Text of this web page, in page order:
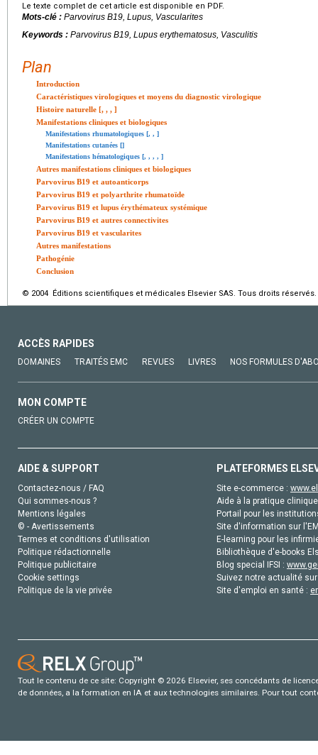
Le texte complet de cet article est disponible en PDF.
Mots-clé : Parvovirus B19, Lupus, Vascularites
Keywords : Parvovirus B19, Lupus erythematosus, Vasculitis
Plan
Introduction
Caractéristiques virologiques et moyens du diagnostic virologique
Histoire naturelle [, , , ]
Manifestations cliniques et biologiques
Manifestations rhumatologiques [, , ]
Manifestations cutanées []
Manifestations hématologiques [, , , , ]
Autres manifestations cliniques et biologiques
Parvovirus B19 et autoanticorps
Parvovirus B19 et polyarthrite rhumatoïde
Parvovirus B19 et lupus érythémateux systémique
Parvovirus B19 et autres connectivites
Parvovirus B19 et vascularites
Autres manifestations
Pathogénie
Conclusion
© 2004 Éditions scientifiques et médicales Elsevier SAS. Tous droits réservés.
ACCÈS RAPIDES
DOMAINES TRAITÉS EMC REVUES LIVRES NOS FORMULES
MON COMPTE
CRÉER UN COMPTE
AIDE & SUPPORT
Contactez-nous / FAQ
Qui sommes-nous ?
Mentions légales
© - Avertissements
Termes et conditions d'utilisation
Politique rédactionnelle
Politique publicitaire
Cookie settings
Politique de la vie privée
PLATEFORMES
Site e-commerce :
Aide à la pratique
Portail pour les
Site d'information sur
E-learning pour les
Bibliothèque d'e-books
Blog special IFSI :
Suivez notre actualité
Site d'emploi en santé :
Tout le contenu de ce site: Copyright © 2026 Elsevier, ses concédants de
de données, a la formation en IA et aux technologies similaires. Pour tout